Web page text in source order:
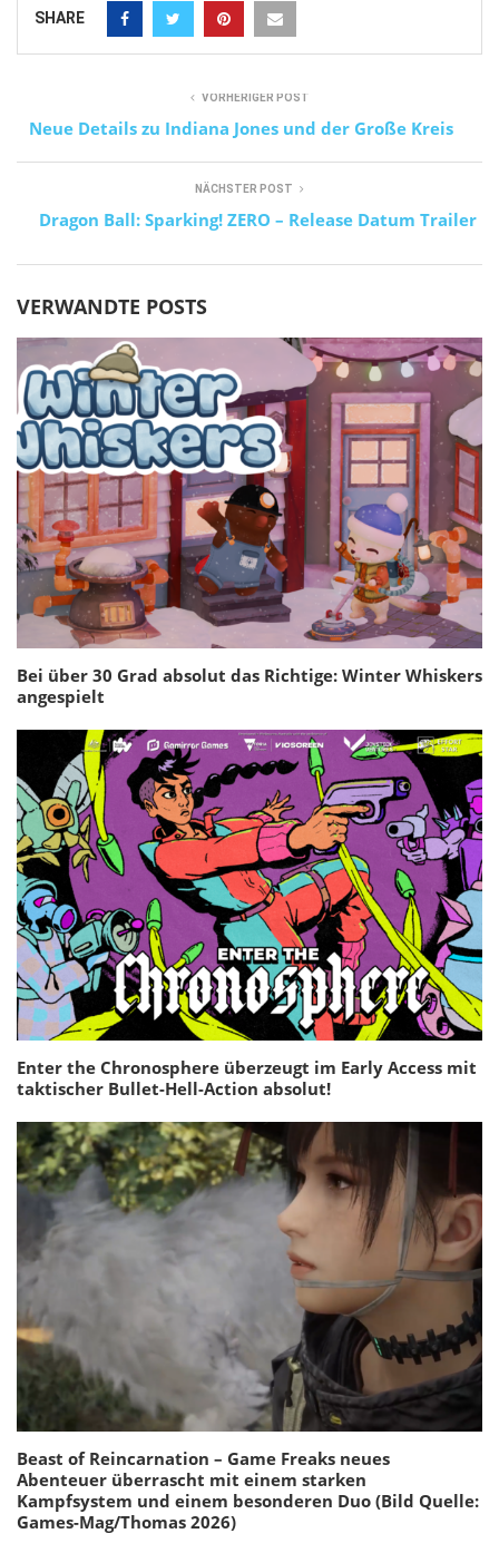
SHARE
VORHERIGER POST
Neue Details zu Indiana Jones und der Große Kreis
NÄCHSTER POST
Dragon Ball: Sparking! ZERO – Release Datum Trailer
VERWANDTE POSTS
Bei über 30 Grad absolut das Richtige: Winter Whiskers
angespielt
Enter the Chronosphere überzeugt im Early Access mit
taktischer Bullet-Hell-Action absolut!
Beast of Reincarnation – Game Freaks neues
Abenteuer überrascht mit einem starken
Kampfsystem und einem besonderen Duo (Bild Quelle:
Games-Mag/Thomas 2026)